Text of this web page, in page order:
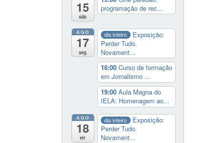
15
sáb
programação de rec...
AGO
17
seg
dia inteiro
Exposição:
Perder Tudo.
Novament...
16:00 Curso de formação
em Jornalismo ...
19:00 Aula Magna do
IELA: Homenagem ao...
AGO
18
ter
dia inteiro
Exposição:
Perder Tudo.
Novament...